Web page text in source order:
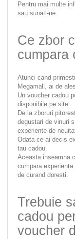
Pentru mai multe
sau sunati-ne.
Ce zbor
cumpara
Atunci cand
Megamall, ai de
Un voucher cadou
disponibile pe site.
De la zboruri
degustari de vinuri
experiente de
Odata ce ai decis
tau cadou.
Aceasta inseamna
cumpara
de curand doresti.
Trebuie
cadou
voucher